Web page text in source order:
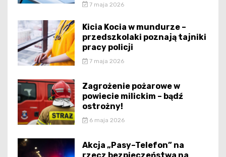
7 maja 2026
Kicia Kocia w mundurze –
przedszkolaki poznają tajniki
pracy policji
7 maja 2026
Zagrożenie pożarowe w
powiecie milickim – bądź
ostrożny!
6 maja 2026
Akcja „Pasy–Telefon” na